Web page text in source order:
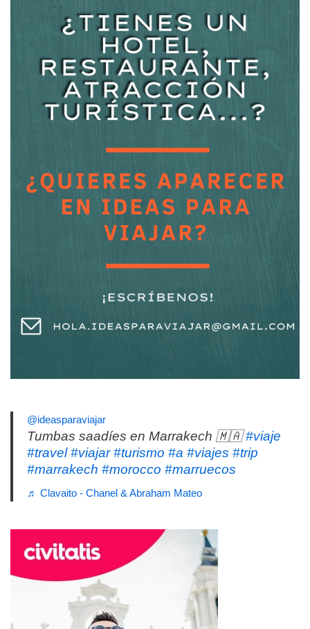
@ideasparaviajar
Tumbas saadíes en Marrakech 🇲🇦#viaje
#travel #viajar #turismo #a #viajes #trip
#marrakech #morocco #marruecos
♬ Clavaito - Chanel & Abraham Mateo